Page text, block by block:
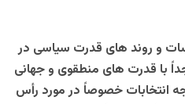
و روند های قدرت سیاسی در
با قدرت های منطقوی و جهانی
انتخابات خصوصاً در مورد رأس